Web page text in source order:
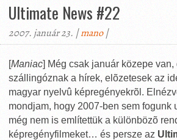
Ultimate News #22
2007. január 23. |mano|
[Maniac] Még csak január közepe van,
szállingóznak a hírek, elõzetesek az
magyar nyelvû képregényekrõl.
mondjam, hogy 2007-ben sem fogunk
még nem is említettük a különbözõ
képregényfilmeket… és persze az